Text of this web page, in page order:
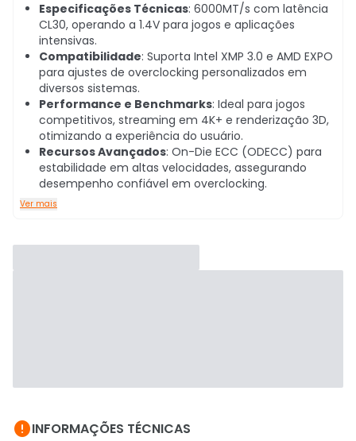
Especificações Técnicas: 6000MT/s com latência
CL30, operando a 1.4V para jogos e aplicações
intensivas.
Compatibilidade: Suporta Intel XMP 3.0 e AMD EXPO
para ajustes de overclocking personalizados em
diversos sistemas.
Performance e Benchmarks: Ideal para jogos
competitivos, streaming em 4K+ e renderização 3D,
otimizando a experiência do usuário.
Recursos Avançados: On-Die ECC (ODECC) para
estabilidade em altas velocidades, assegurando
desempenho confiável em overclocking.
Ver mais
INFORMAÇÕES TÉCNICAS